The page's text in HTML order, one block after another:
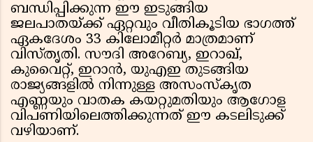
ബന്ധിപ്പിക്കുന്ന ഈ ഇടുങ്ങിയ
ജലപാതയ്ക്ക് ഏറ്റവും വീതികൂടിയ ഭാഗത്ത്
ഏകദേശം 33 കിലോമീറ്റർ മാത്രമാണ്
വിസ്തൃതി. സൗദി അറേബ്യ, ഇറാഖ്,
കുവൈറ്റ്, ഇറാൻ, യുഎഇ തുടങ്ങിയ
രാജ്യങ്ങളിൽ നിന്നുള്ള അസംസ്കൃത
എണ്ണയും വാതക കയറ്റുമതിയും ആഗോള
വിപണിയിലെത്തിക്കുന്നത് ഈ കടലിടുക്ക്
വഴിയാണ്.